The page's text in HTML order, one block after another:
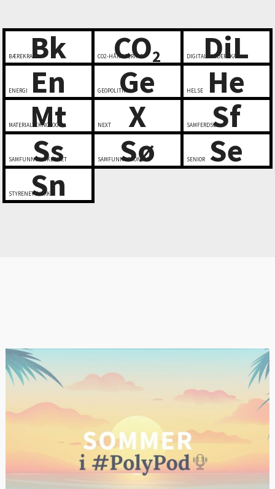
Bk
BÆREKRAFT CO2
CO2-HÅNDTERING DiL
DIGITALT LEDERSKAP
En
ENERGI Ge
GEOPOLITIKK He
HELSE
Mt
MATERIALTEKNOLOGI X
NEXT Sf
SAMFERDSEL
Ss
SAMFUNNSSIKKERHET Sø
SAMFUNNSØKONOMI Se
SENIOR
Sn
STYRENETTVERK